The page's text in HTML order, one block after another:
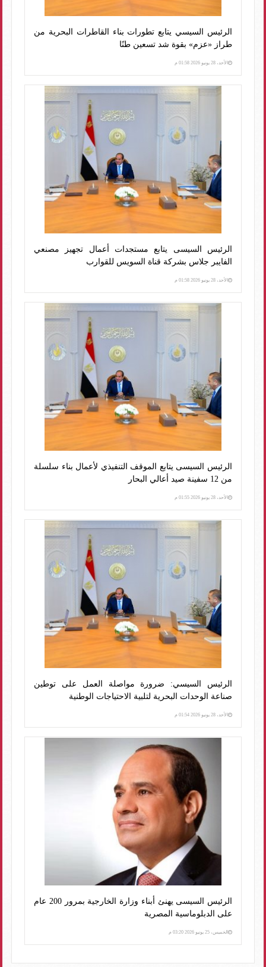
الرئيس السيسي يتابع تطورات بناء القاطرات البحرية من
طراز «عزم» بقوة شد تسعين طنًا
الأحد، 28 يونيو 2026 01:58 م
الرئيس السيسى يتابع مستجدات أعمال تجهيز مصنعي
الفايبر جلاس بشركة قناة السويس للقوارب
الأحد، 28 يونيو 2026 01:58 م
الرئيس السيسى يتابع الموقف التنفيذي لأعمال بناء سلسلة
من 12 سفينة صيد أعالي البحار
الأحد، 28 يونيو 2026 01:55 م
الرئيس السيسي: ضرورة مواصلة العمل على توطين
صناعة الوحدات البحرية لتلبية الاحتياجات الوطنية
الأحد، 28 يونيو 2026 01:54 م
الرئيس السيسى يهنئ أبناء وزارة الخارجية بمرور 200 عام
على الدبلوماسية المصرية
الخميس، 25 يونيو 2026 03:20 م